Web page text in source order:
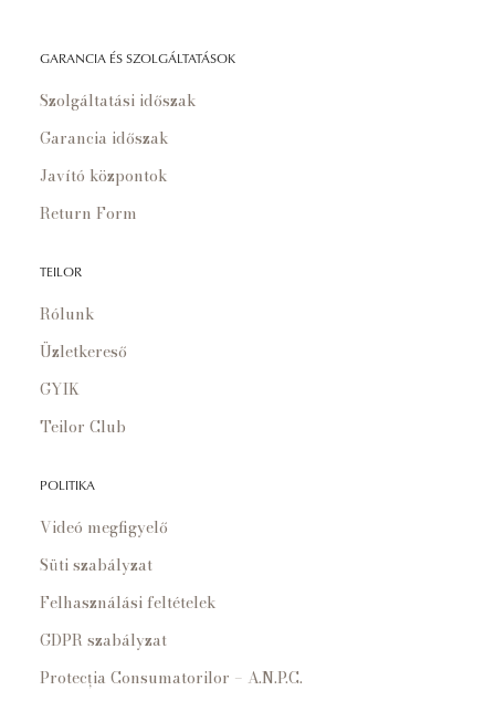
GARANCIA ÉS SZOLGÁLTATÁSOK
Szolgáltatási időszak
Garancia időszak
Javító központok
Return Form
TEILOR
Rólunk
Üzletkereső
GYIK
Teilor Club
POLITIKA
Videó megfigyelő
Süti szabályzat
Felhasználási feltételek
GDPR szabályzat
Protecția Consumatorilor – A.N.P.C.